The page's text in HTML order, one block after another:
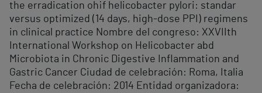
the erradication oh¡f helicobacter pylori: standar
versus optimized (14 days, high-dose PPI) regimens
in clinical practice Nombre del congreso: XXVIIth
International Workshop on Helicobacter abd
Microbiota in Chronic Digestive Inflammation and
Gastric Cancer Ciudad de celebración: Roma, Italia
Fecha de celebración: 2014 Entidad organizadora: